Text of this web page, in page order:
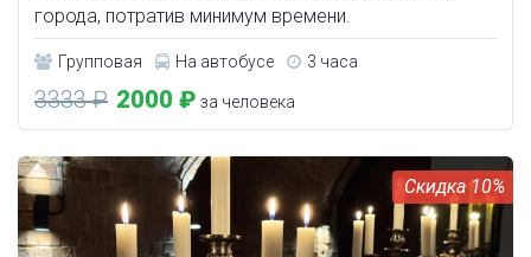
города, потратив минимум времени.
Групповая На автобусе 3 часа
3333 ₽ 2000 ₽ за человека
10%